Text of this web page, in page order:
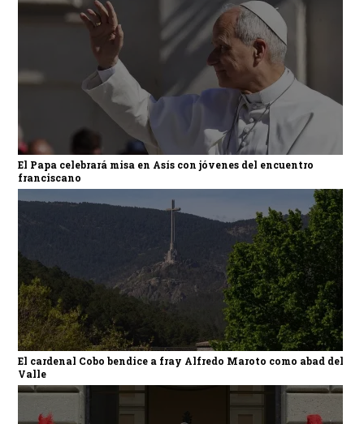
El Papa celebrará misa en Asís con jóvenes del encuentro
franciscano
El cardenal Cobo bendice a fray Alfredo Maroto como abad del
Valle